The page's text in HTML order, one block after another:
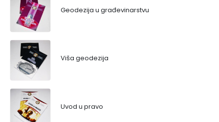
Geodezija u građevinarstvu
Viša geodezija
Uvod u pravo